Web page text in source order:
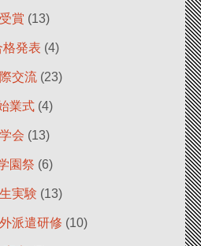
受賞 (13)
格発表 (4)
交流 (23)
業式(4)
学会 (13)
園祭 (6)
実験 (13)
派遣研修 (10)